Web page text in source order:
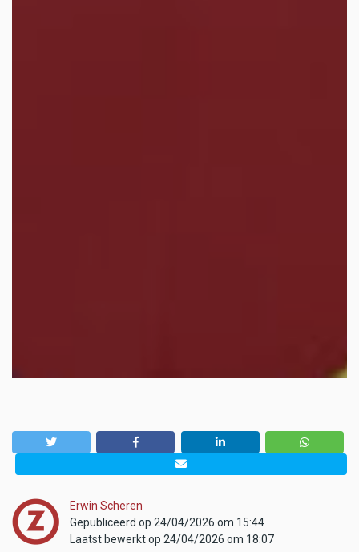
Erwin Scheren
Gepubliceerd op 24/04/2026 om 15:44
Laatst bewerkt op 24/04/2026 om 18:07